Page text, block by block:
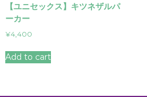
【ユニセックス】キツネザルパ
ーカー
¥4,400
Add to cart